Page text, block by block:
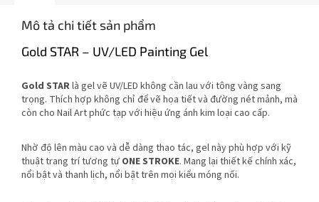
Mô tả chi tiết sản phẩm
Gold STAR – UV/LED Painting Gel
Gold STARlà gel vẽ UV/LED không cần lau với tông vàng sang
trọng. Thích hợp không chỉ để vẽ họa tiết và đường nét mảnh, mà
còn cho Nail Art phức tạp với hiệu ứng ánh kim loại cao cấp.
Nhờ độ lên màu cao và dễ dàng thao tác, gel này phù hợp với kỹ
thuật trang trí tương tự ONE STROKE. Mang lại thiết kế chính xác,
nổi bật và thanh lịch, nổi bật trên mọi kiểu móng nối.